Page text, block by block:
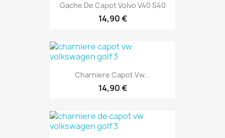
Gache De Capot Volvo V40 S40
14,90 €
Charniere Capot Vw...
14,90 €